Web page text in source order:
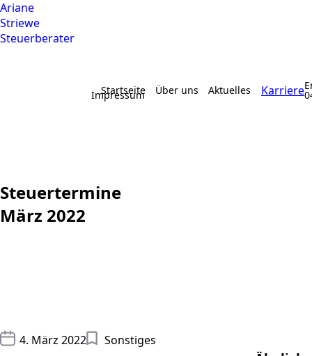
Ariane
Striewe
Steuerberater
Startseite Über uns Aktuelles Karriere
Impressum
Steuertermine
März 2022
4. März 2022
Sonstiges